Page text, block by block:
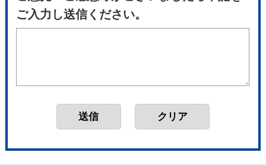
ご入力し送信ください。